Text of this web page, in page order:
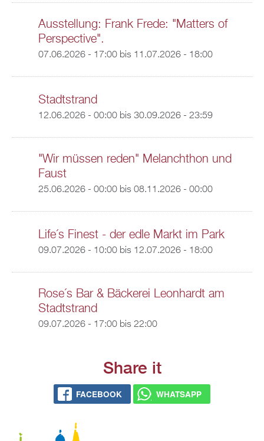
Ausstellung: Frank Frede: "Matters of
Perspective".
07.06.2026 - 17:00bis 11.07.2026 - 18:00
Stadtstrand
12.06.2026 - 00:00bis 30.09.2026 - 23:59
"Wir müssen reden" Melanchthon und
Faust
25.06.2026 - 00:00bis 08.11.2026 - 00:00
Life´s Finest - der edle Markt im Park
09.07.2026 - 10:00bis 12.07.2026 - 18:00
Rose´s Bar & Bäckerei Leonhardt am
Stadtstrand
09.07.2026 - 17:00bis 22:00
Share it
FACEBOOK WHATSAPP